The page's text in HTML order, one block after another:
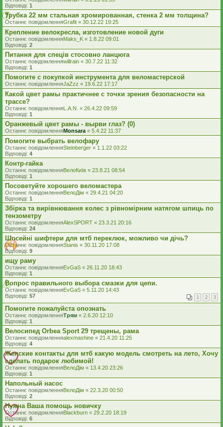
Відповіді: 1
Трубка 22 мм стальная хромированная, стенка 2 мм толщина?
Останнє повідомленняGrafit « 30.12.22 19:25
Крепление велокресла, изготовление новой дуги
Останнє повідомленняMaks_K « 1.8.22 09:01
Відповіді: 2
Питання для спеців стосовно ланцюга
Останнє повідомленняwillrain « 30.7.22 11:32
Відповіді: 1
Помогите с покупкой инструмента для веломастерской
Останнє повідомленняJaZzz « 19.6.22 17:17
Какой цвет рамы практичнее с точки зрения безопасности на
трассе?
Останнє повідомленняL.A.N. « 26.4.22 09:59
Відповіді: 1
Оранжевый цвет рамы - вырви глаз? (0)
Останнє повідомленняMonsara « 5.4.22 11:37
Помогите выбрать велофару
Останнє повідомленняSteinberger « 1.1.22 03:22
Відповіді: 4
Контр-гайка
Останнє повідомленняВелоКиїв « 23.8.21 08:54
Відповіді: 1
Посоветуйте хорошего веломастера
Останнє повідомленняВелоДім « 29.4.21 04:20
Відповіді: 1
Збірка та вирівнювання колес з рівномірним натягом шпиць по
тензометру
Останнє повідомленняAlexSPORT « 23.3.21 20:16
Відповіді: 24
Шосейні шифтери для мтб переклюк, можливо чи дічь?
Останнє повідомленняStanis « 30.11.20 17:08
Відповіді: 9
ищу раму
Останнє повідомленняEvGaS « 26.11.20 18:43
Відповіді: 1
Вопрос правильного выбора смазки для цепи.
Останнє повідомленняEvGaS « 5.11.20 14:43
Відповіді: 57 1 2 3
Помогите пожалуйста опознать
Останнє повідомленняТрям « 2.6.20 12:10
Відповіді: 1
Велосипед Orbea Sport 29 трещены, рама
Останнє повідомленняalexmashine « 21.4.20 11:25
Відповіді: 4
Женские контакты для мтб какую модель смотреть на лето, Хочу
сделать подарок любимой!
Останнє повідомленняВелоДім « 13.4.20 23:26
Відповіді: 1
Напольный насос
Останнє повідомленняВелоДім « 22.3.20 00:50
Відповіді: 2
Нужна Ваша помощь новичку
Останнє повідомленняBlackburn « 29.2.20 18:19
Відповіді: 6